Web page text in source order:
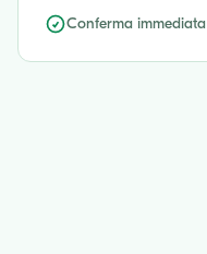
Conferma immediata